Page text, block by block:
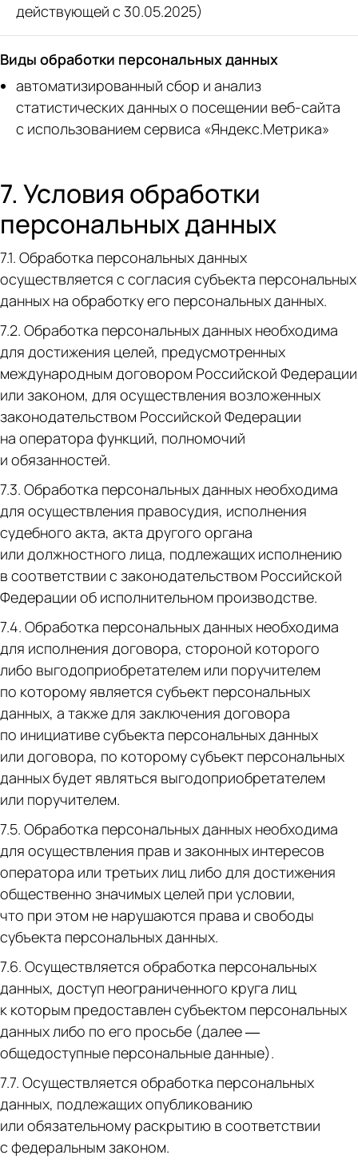
действующей с 30.05.2025)
Виды обработки персональных данных
автоматизированный сбор и анализ
статистических данных о посещении веб-сайта
с использованием сервиса «Яндекс.Метрика»
7. Условия обработки
персональных данных
7.1. Обработка персональных данных
осуществляется с согласия субъекта персональных
данных на обработку его персональных данных.
7.2. Обработка персональных данных необходима
для достижения целей, предусмотренных
международным договором Российской Федерации
или законом, для осуществления возложенных
законодательством Российской Федерации
на оператора функций, полномочий
и обязанностей.
7.3. Обработка персональных данных необходима
для осуществления правосудия, исполнения
судебного акта, акта другого органа
или должностного лица, подлежащих исполнению
в соответствии с законодательством Российской
Федерации об исполнительном производстве.
7.4. Обработка персональных данных необходима
для исполнения договора, стороной которого
либо выгодоприобретателем или поручителем
по которому является субъект персональных
данных, а также для заключения договора
по инициативе субъекта персональных данных
или договора, по которому субъект персональных
данных будет являться выгодоприобретателем
или поручителем.
7.5. Обработка персональных данных необходима
для осуществления прав и законных интересов
оператора или третьих лиц либо для достижения
общественно значимых целей при условии,
что при этом не нарушаются права и свободы
субъекта персональных данных.
7.6. Осуществляется обработка персональных
данных, доступ неограниченного круга лиц
к которым предоставлен субъектом персональных
данных либо по его просьбе (далее —
общедоступные персональные данные).
7.7. Осуществляется обработка персональных
данных, подлежащих опубликованию
или обязательному раскрытию в соответствии
с федеральным законом.